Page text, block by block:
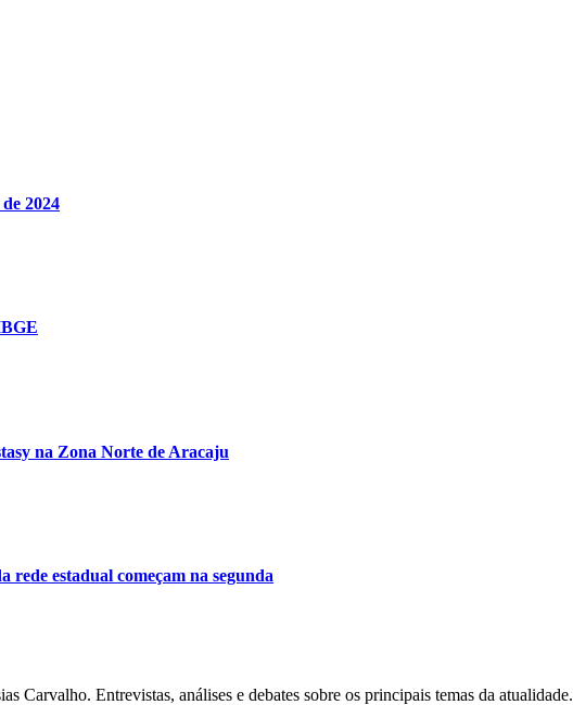
2024
na Zona Norte de Aracaju
rede estadual começam na segunda
Carvalho. Entrevistas, análises e debates sobre os principais temas da atualidade.